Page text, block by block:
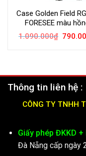
Case Golden Field
FORESEE màu
1.090.000₫ Giá
Thông tin liên hệ :
CÔNG TY TNHH
Giấy phép ĐKKD +
Đà Nẵng cấp ngày